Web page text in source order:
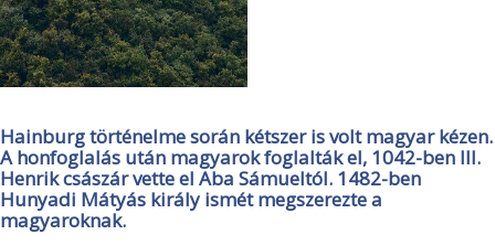
Hainburg történelme során kétszer is volt magyar kézen.
A honfoglalás után magyarok foglalták el, 1042-ben III.
Henrik császár vette el Aba Sámueltól. 1482-ben
Hunyadi Mátyás király ismét megszerezte a
magyaroknak.